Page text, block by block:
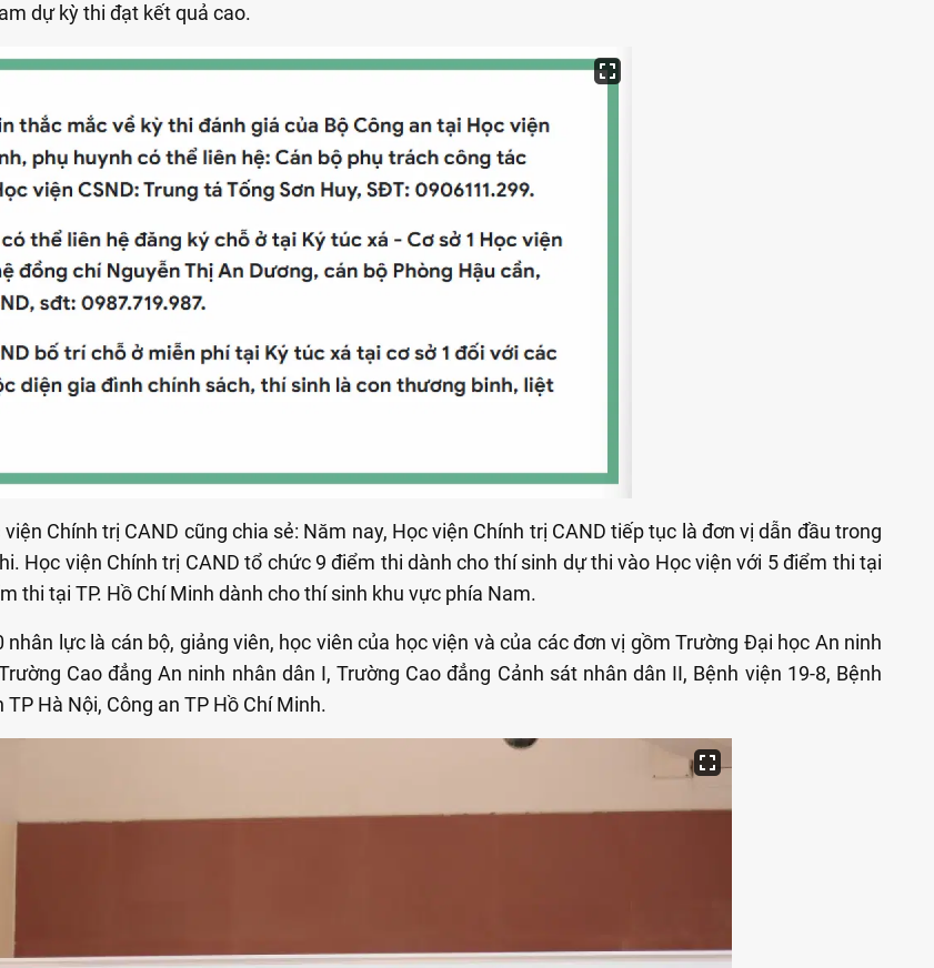
dự kỳ thi đạt kết quả cao.
Chính trị CAND cũng chia sẻ: Năm nay, Học viện Chính trị CAND tiếp tục là đơn vị dẫn đầu trong
Học viện Chính trị CAND tổ chức 9 điểm thi dành cho thí sinh dự thi vào Học viện với 5 điểm thi tại
thi tại TP. Hồ Chí Minh dành cho thí sinh khu vực phía Nam.
lực là cán bộ, giảng viên, học viên của học viện và của các đơn vị gồm Trường Đại học An ninh
Cao đẳng An ninh nhân dân I, Trường Cao đẳng Cảnh sát nhân dân II, Bệnh viện 19-8, Bệnh
Hà Nội, Công an TP Hồ Chí Minh.